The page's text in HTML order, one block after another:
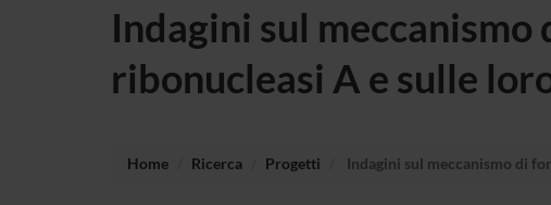
Indagini sul
ribonucleasi A e sulle
Home Ricerca Progetti Indagini sul meccanismo di